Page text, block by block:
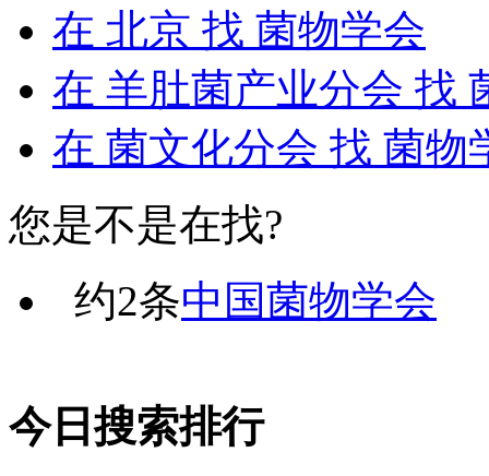
在 北京 找 菌物学会
在 羊肚菌产业分会 找
在 菌文化分会 找 菌物
您是不是在找?
约2条中国菌物学会
今日搜索排行